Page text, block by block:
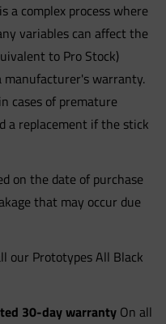
a complex process where
variables can affect the
to Pro Stock)
warranty.
cases of premature
a replacement if the stick
on the date of purchase
that may occur due
our Prototypes All Black
30-day warranty On all